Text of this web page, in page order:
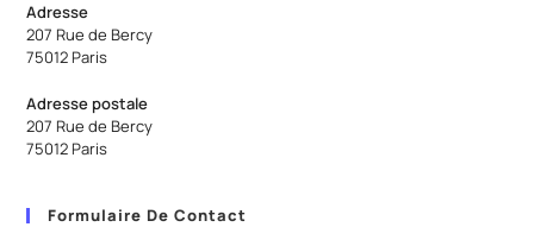
Adresse
207 Rue de Bercy
75012 Paris
Adresse postale
207 Rue de Bercy
75012 Paris
Formulaire De Contact